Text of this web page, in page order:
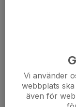
Vi använder
webbplats
även för